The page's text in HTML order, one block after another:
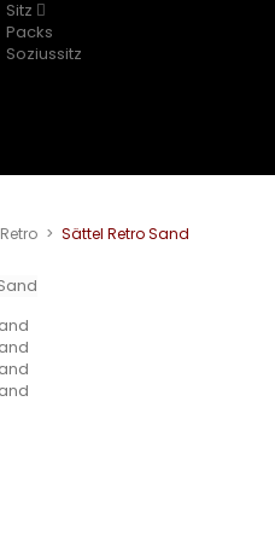
Sitz
Packs
Soziussitz
Retro > Sättel Retro Sand